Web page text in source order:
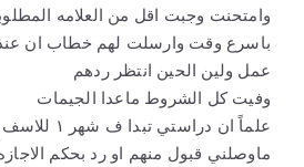
وامتحنت وجبت اقل من العلامه
عمل ولين الحين انتظر ردهم
وفيت كل الشروط ماعدا الجيمات
علماً ان
ماوصلني قبول منهم او رد بحكم